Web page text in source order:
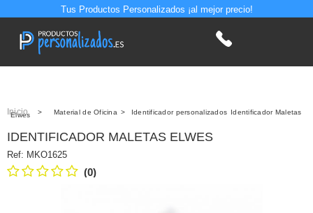
Tus Productos Personalizados ¡al mejor precio!
Inicio > Material de Oficina > Identificador personalizados Identificador Maletas
Elwes
IDENTIFICADOR MALETAS ELWES
Ref: MKO1625
(0)